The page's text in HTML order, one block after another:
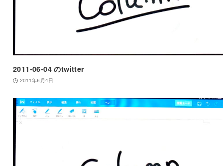
2011-06-04 のtwitter
2011年6月4日